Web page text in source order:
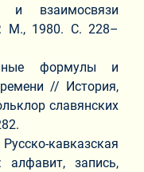
и взаимосвязи
М., 1980. С. 228–
формулы и
// История,
славянских
кавказская
алфавит, запись,